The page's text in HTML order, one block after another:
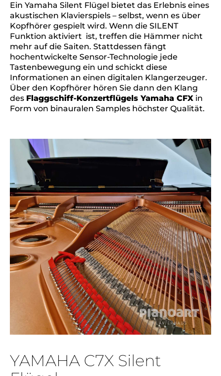
Ein Yamaha Silent Flügel bietet das Erlebnis eines
akustischen Klavierspiels – selbst, wenn es über
Kopfhörer gespielt wird. Wenn die SILENT
Funktion aktiviert ist, treffen die Hämmer nicht
mehr auf die Saiten. Stattdessen fängt
hochentwickelte Sensor-Technologie jede
Tastenbewegung ein und schickt diese
Informationen an einen digitalen Klangerzeuger.
Über den Kopfhörer hören Sie dann den Klang
des Flaggschiff-Konzertflügels Yamaha CFX in
Form von binauralen Samples höchster Qualität.
YAMAHA C7X Silent